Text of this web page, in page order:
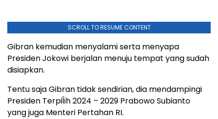
SCROLL TO RESUME CONTENT
Gibran kemudian menyalami serta menyapa
Presiden Jokowi berjalan menuju tempat yang sudah
disiapkan.
Tentu saja Gibran tidak sendirian, dia mendampingi
Presiden Terpiĺih 2024 – 2029 Prabowo Subianto
yang juga Menteri Pertahan RI.